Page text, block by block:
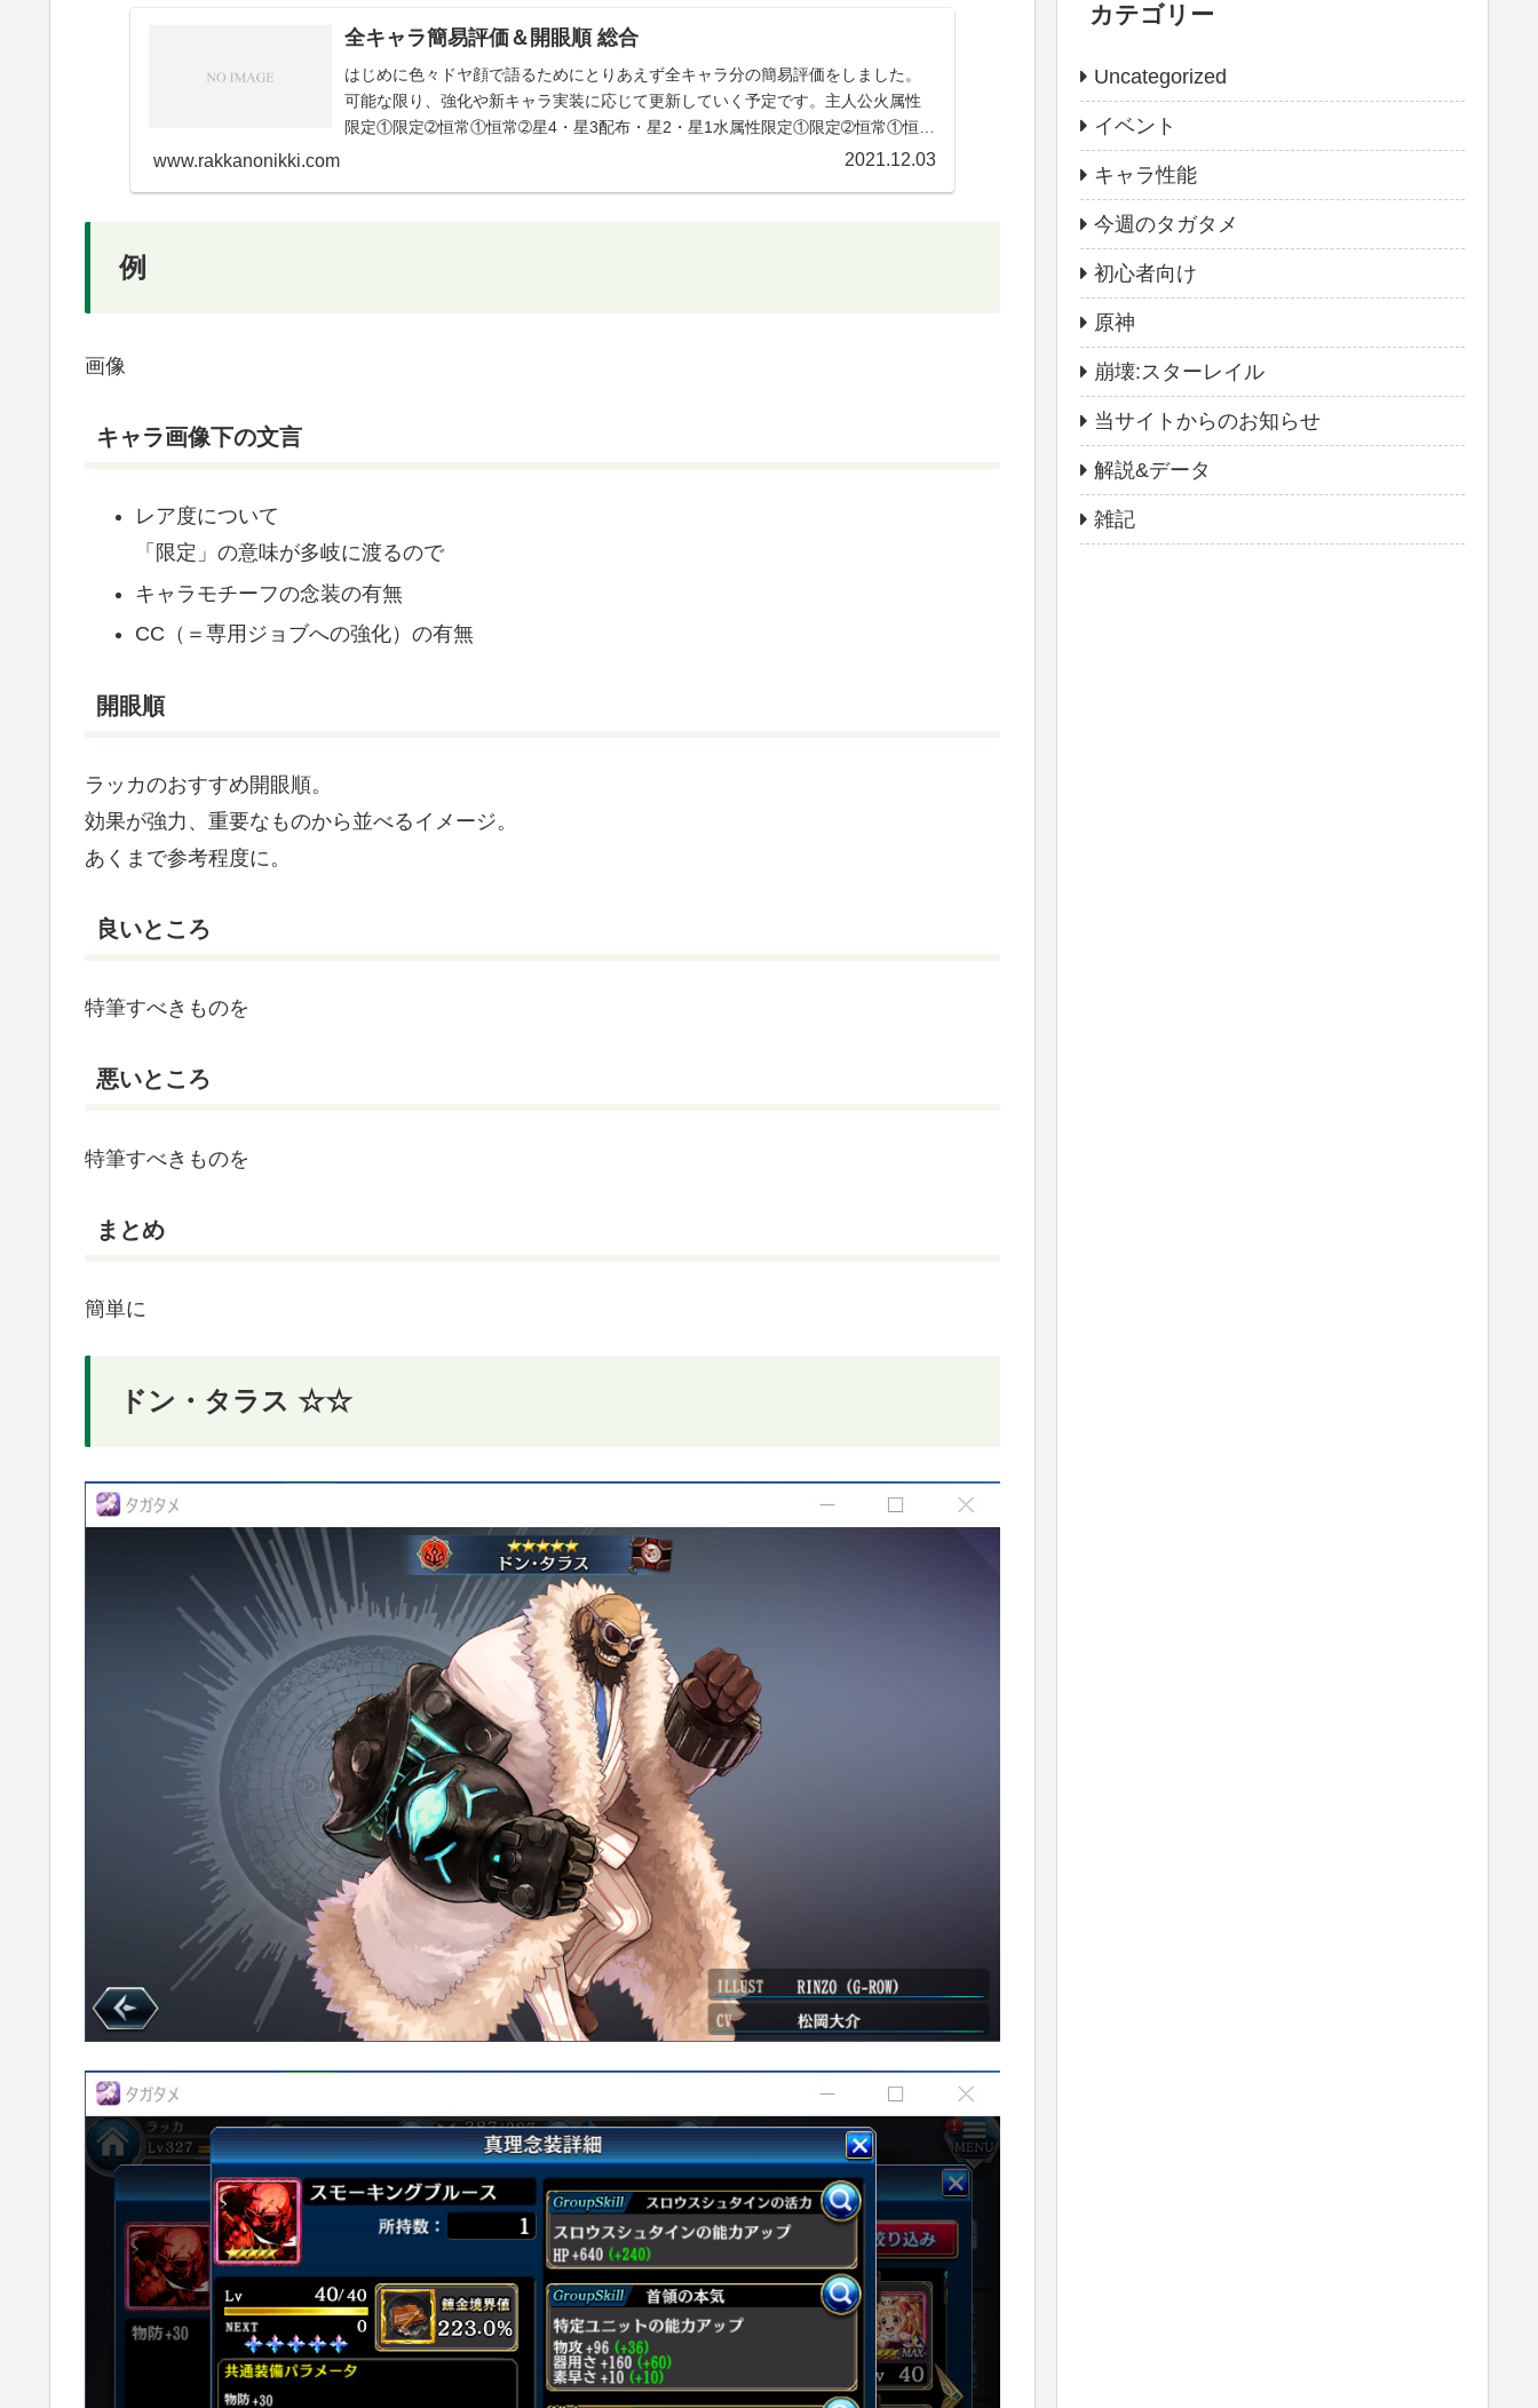
全キャラ簡易評価＆開眼順 総合
はじめに色々ドヤ顔で語るためにとりあえず全キャラ分の簡易評価をしました。
可能な限り、強化や新キャラ実装に応じて更新していく予定です。主人公火属性
限定①限定➁恒常①恒常➁星4・星3配布・星2・星1水属性限定①限定➁恒常①恒常
www.rakkanonikki.com 2021.12.03
例
画像
キャラ画像下の文言
レア度について
「限定」の意味が多岐に渡るので
キャラモチーフの念装の有無
CC（＝専用ジョブへの強化）の有無
開眼順
ラッカのおすすめ開眼順。
効果が強力、重要なものから並べるイメージ。
あくまで参考程度に。
良いところ
特筆すべきものを
悪いところ
特筆すべきものを
まとめ
簡単に
ドン・タラス ☆☆
カテゴリー
Uncategorized
イベント
キャラ性能
今週のタガタメ
初心者向け
原神
崩壊:スターレイル
当サイトからのお知らせ
解説&データ
雑記